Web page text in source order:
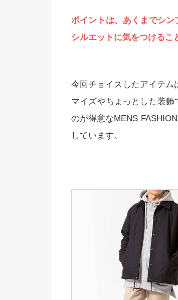
ポイントは、あくまでシ
シルエットに気をつけるこ
今回チョイスしたアイテム
マイズやちょっとした装
のが得意なMENS
しています。